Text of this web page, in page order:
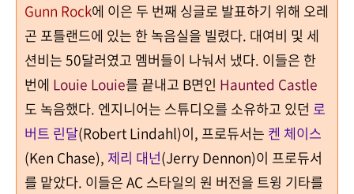
Gunn Rock에 이은 두 번째 싱글로 발표하기 위해 오레
곤 포틀랜드에 있는 한 녹음실을 빌렸다. 대여비 및 세
션비는50달러였고 멤버들이 나눠서 냈다. 이들은 한
번에 Louie Louie를 끝내고 B면인 Haunted Castle
도 녹음했다. 엔지니어는 스튜디오를 소유하고 있던 로
버트 린달(Robert Lindahl)이, 프로듀서는 켄 체이스
(Ken Chase), 제리 대넌(Jerry Dennon)이 프로듀서
를 맡았다. 이들은AC스타일의 원 버전을 트윙 기타를